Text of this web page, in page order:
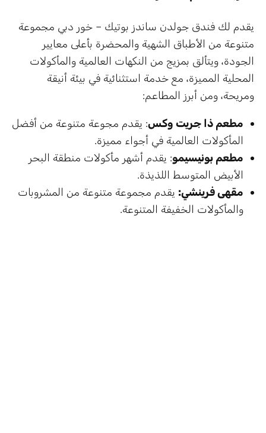
يقدم لك فندق جولدن ساندز بوتيك – خور دبي مجموعة
متنوعة من الأطباق الشهية والمحضرة بأعلى معايير
الجودة، ويتألق بمزيج من النكهات العالمية والمأكولات
المحلية المميزة، مع خدمة استثنائية في بيئة أنيقة
ومريحة، ومن أبرز المطاعم:
مطعم ذا جريت وكس: يقدم مجوعة متنوعة من أفضل
المأكولات العالمية في أجواء مميزة.
مطعم بونيسيمو: يقدم أشهر مأكولات منطقة البحر
الأبيض المتوسط ​​اللذيذة.
مقهى فرينشي: يقدم مجموعة متنوعة من المشروبات
والمأكولات الخفيفة المتنوعة.